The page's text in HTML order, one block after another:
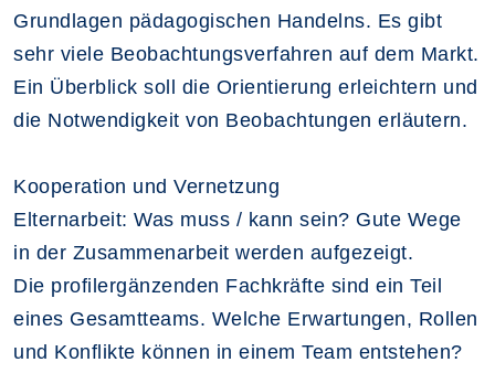
Grundlagen pädagogischen Handelns. Es gibt
sehr viele Beobachtungsverfahren auf dem Markt.
Ein Überblick soll die Orientierung erleichtern und
die Notwendigkeit von Beobachtungen erläutern.
Kooperation und Vernetzung
Elternarbeit: Was muss / kann sein? Gute Wege
in der Zusammenarbeit werden aufgezeigt.
Die profilergänzenden Fachkräfte sind ein Teil
eines Gesamtteams. Welche Erwartungen, Rollen
und Konflikte können in einem Team entstehen?